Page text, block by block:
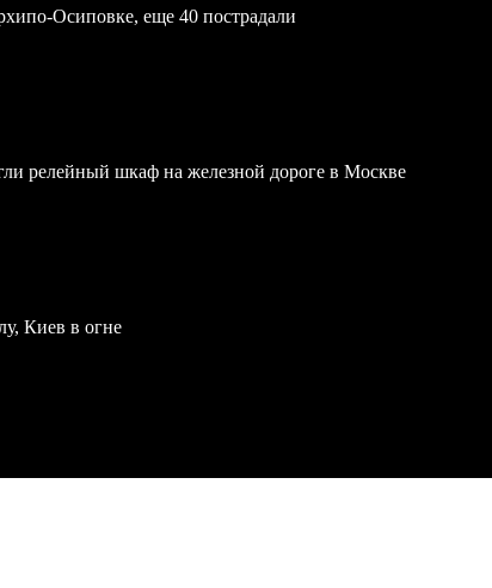
Осиповке, еще 40 пострадали
релейный шкаф на железной дороге в Москве
Киев в огне